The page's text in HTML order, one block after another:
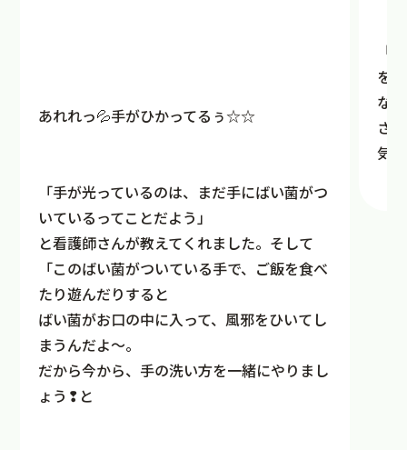
あれれっ💦手がひかってるぅ☆☆
「手が光っているのは、まだ手にばい菌がつ
いているってことだよう」
と看護師さんが教えてくれました。そして
「このばい菌がついている手で、ご飯を食べ
たり遊んだりすると
ばい菌がお口の中に入って、風邪をひいてし
まうんだよ～。
だから今から、手の洗い方を一緒にやりまし
ょう❢と
「
を
な
さ
気